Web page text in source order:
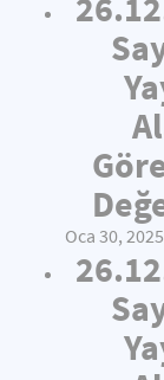
Oca 30, 2025